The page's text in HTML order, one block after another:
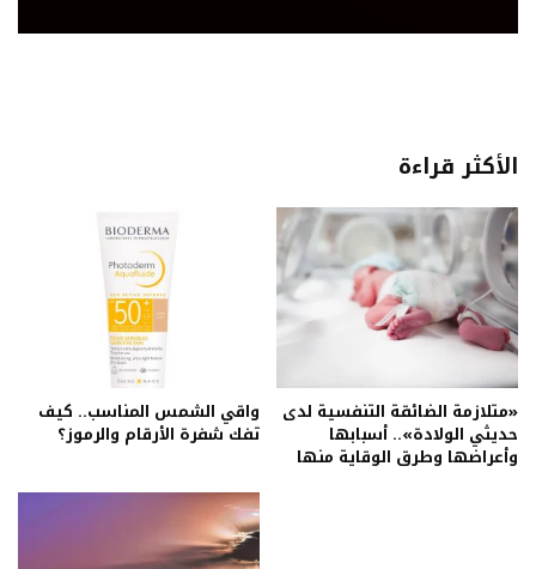
الأكثر قراءة
«متلازمة الضائقة التنفسية لدى
حديثي الولادة».. أسبابها
وأعراضها وطرق الوقاية منها
واقي الشمس المناسب.. كيف
تفك شفرة الأرقام والرموز؟